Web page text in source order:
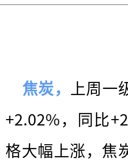
焦炭，
上周
+2.02%，同比
格大幅上涨，焦